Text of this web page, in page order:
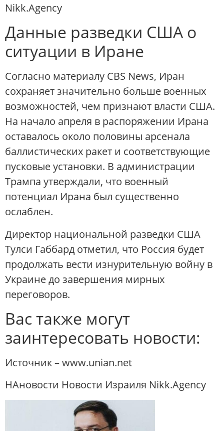
Nikk.Agency
Данные разведки США о
ситуации в Иране
Согласно материалу CBS News, Иран
сохраняет значительно больше военных
возможностей, чем признают власти США.
На начало апреля в распоряжении Ирана
оставалось около половины арсенала
баллистических ракет и соответствующие
пусковые установки. В администрации
Трампа утверждали, что военный
потенциал Ирана был существенно
ослаблен.
Директор национальной разведки США
Тулси Габбард отметил, что Россия будет
продолжать вести изнурительную войну в
Украине до завершения мирных
переговоров.
Вас также могут
заинтересовать новости:
Источник – www.unian.net
НАновости Новости Израиля Nikk.Agency